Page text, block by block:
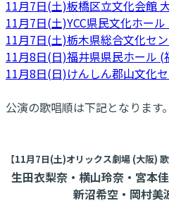
11月7日(土)板橋区立文化会館
11月7日(土)YCC県民文化ホー
11月7日(土)栃木県総合文化セ
11月8日(日)福井県県民ホール (
11月8日(日)けんしん郡山文化
公演の歌唱順は下記となります。
【11月7日(土)オリックス劇場 (大阪) 歌
生田衣梨奈・横山玲奈・宮本
新沼希空・岡村美